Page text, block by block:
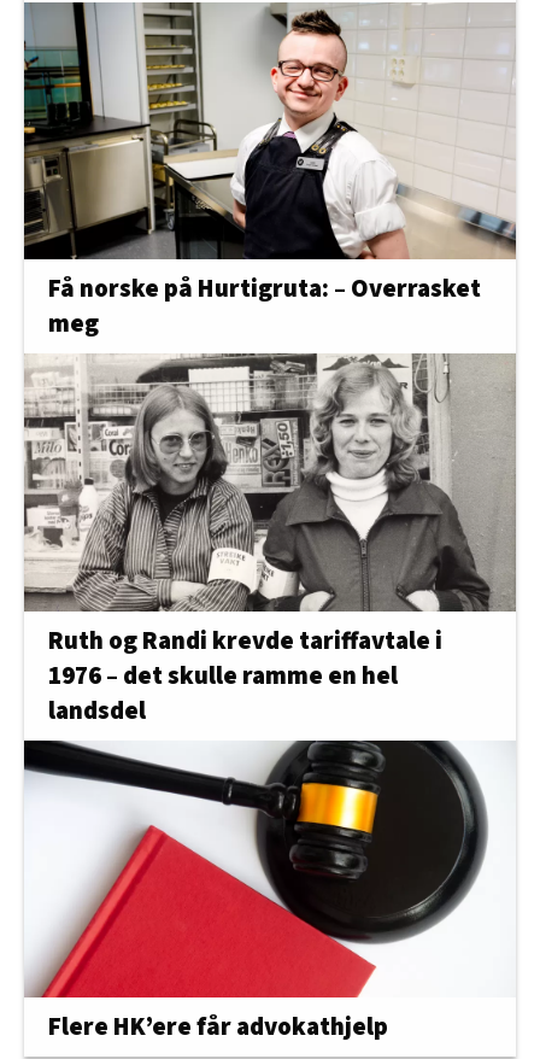
Få norske på Hurtigruta: – Overrasket
meg
Ruth og Randi krevde tariffavtale i
1976 – det skulle ramme en hel
landsdel
Flere HK’ere får advokathjelp